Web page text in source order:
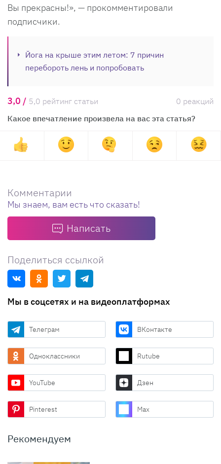
Вы прекрасны!», — прокомментировали
подписчики.
Йога на крыше этим летом: 7 причин
перебороть лень и попробовать
3,0 / 5,0 рейтинг статьи
0 реакций
Какое впечатление произвела на вас эта статья?
Комментарии
Мы знаем, вам есть что сказать!
Написать
Поделиться ссылкой
Мы в соцсетях и на видеоплатформах
Телеграм ВКонтакте
Одноклассники Rutube
YouTube Дзен
Pinterest Max
Рекомендуем